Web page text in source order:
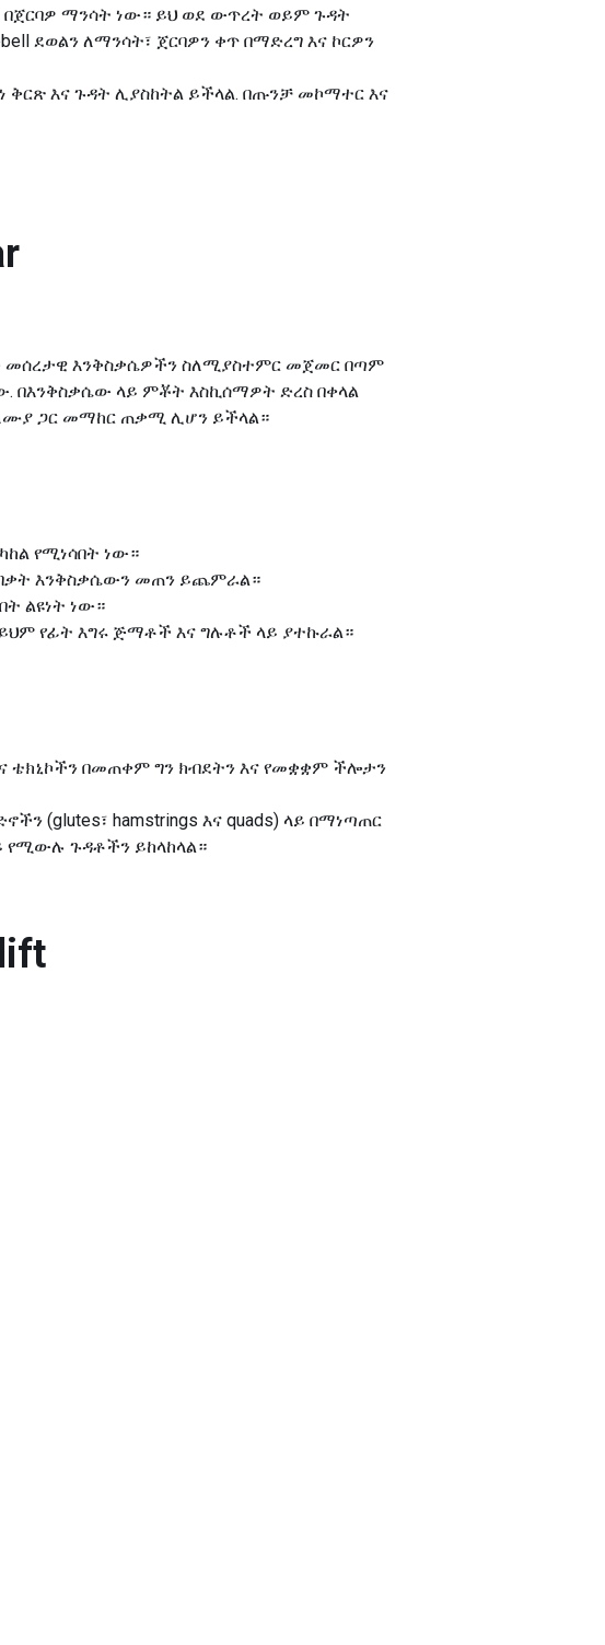
በጀርባዎ ማንሳት ነው። ይህ ወደ ውጥረት ወይም ጉዳት
ደወልን ለማንሳት፣ ጀርባዎን ቀጥ በማድረግ እና ኮርዎን
ቅርጽ እና ጉዳት ሊያስከትል ይችላል. በጡንቻ መኮማተር እና
መሰረታዊ እንቅስቃሴዎችን ስለሚያስተምር መጀመር በጣም
በእንቅስቃሴው ላይ ምቾት እስኪሰማዎት ድረስ በቀላል
ጋር መማከር ጠቃሚ ሊሆን ይችላል።
የሚነሳበት ነው።
ብቃት እንቅስቃሴውን መጠን ይጨምራል።
ልዩነት ነው።
ይህም የፊት እግሩ ጅማቶች እና ግሉቶች ላይ ያተኩራል።
ቴክኒኮችን በመጠቀም ግን ክብደትን እና የመቋቋም ችሎታን
(glutes፣ hamstrings እና quads) ላይ በማነጣጠር
የሚውሉ ጉዳቶችን ይከላከላል።